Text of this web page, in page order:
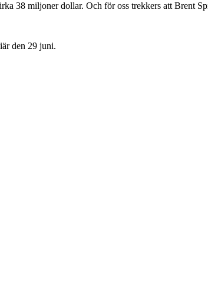
38 miljoner dollar. Och för oss trekkers att Brent
den 29 juni.